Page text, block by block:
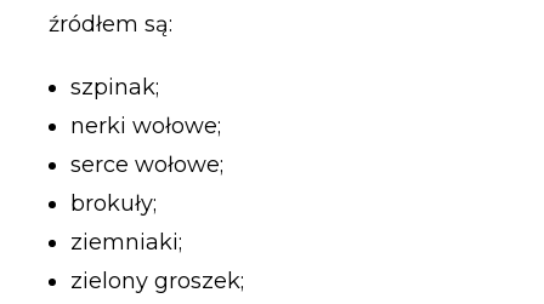
źródłem są:
szpinak;
nerki wołowe;
serce wołowe;
brokuły;
ziemniaki;
zielony groszek;